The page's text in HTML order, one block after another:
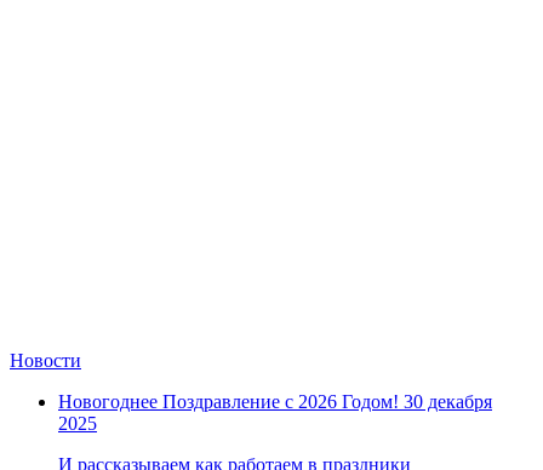
Новости
Новогоднее Поздравление с 2026 Годом! 30 декабря
2025
И рассказываем как работаем в праздники